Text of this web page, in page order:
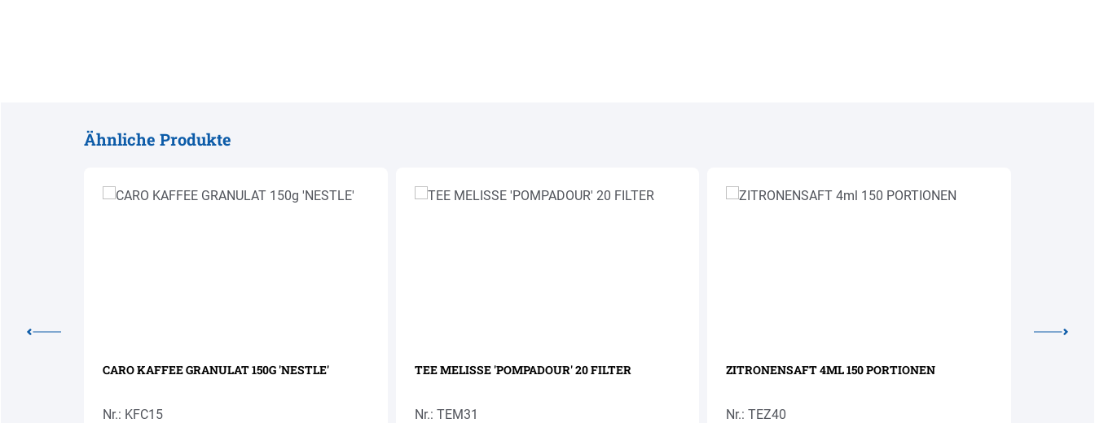
Ähnliche Produkte
CARO KAFFEE GRANULAT 150G 'NESTLE'
Nr.: KFC15
TEE MELISSE 'POMPADOUR' 20 FILTER
Nr.: TEM31
ZITRONENSAFT 4ML 150 PORTIONEN
Nr.: TEZ40